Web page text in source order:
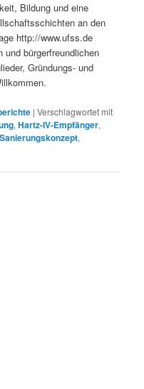
Bildung und eine
an den
http://www.ufss.de
und bürgerfreundlichen
Gründungs- und
|Verschlagwortet mit
,Hartz-IV-Empfänger,
Sanierungskonzept,